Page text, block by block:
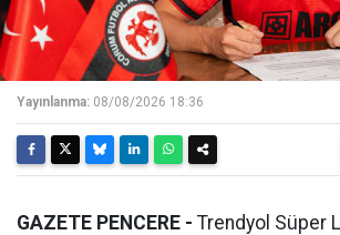
Yayınlanma: 08/08/2026 18:36
GAZETE PENCERE - Trendyol Süper